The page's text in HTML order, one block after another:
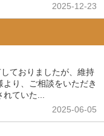
2025-12-23
ておりましたが、維持
り、ご相談をいただき
ていた...
2025-06-05